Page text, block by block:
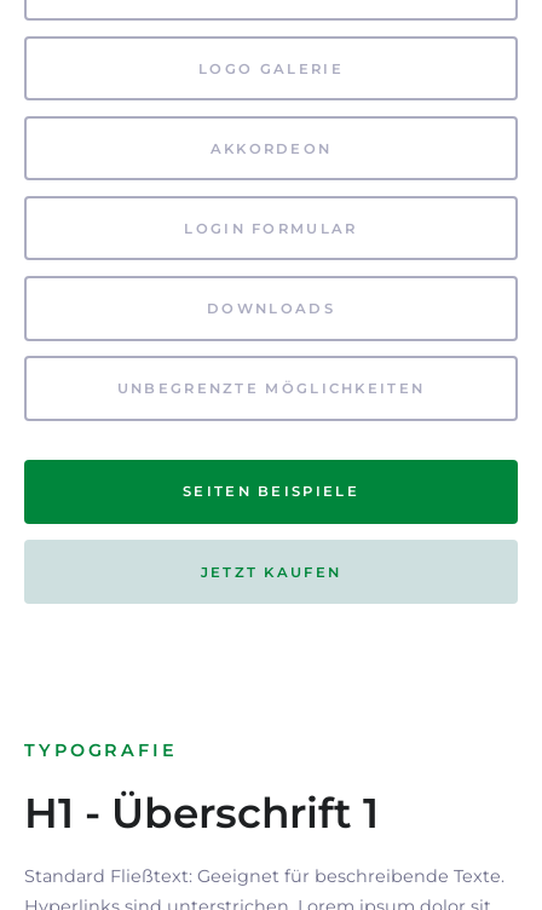
LOGO GALERIE
AKKORDEON
LOGIN FORMULAR
DOWNLOADS
UNBEGRENZTE MÖGLICHKEITEN
SEITEN BEISPIELE
JETZT KAUFEN
TYPOGRAFIE
H1 - Überschrift 1
Standard Fließtext: Geeignet für beschreibende Texte.